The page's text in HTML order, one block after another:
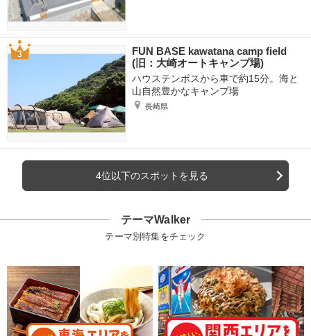
FUN BASE kawatana camp field
(旧：大崎オートキャンプ場)
ハウステンボスから車で約15分。海と
山自然豊かなキャンプ場
長崎県
4位以下のスポットを見る
テーマWalker
テーマ別特集をチェック